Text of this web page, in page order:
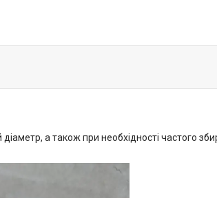
а також при необхідності частого